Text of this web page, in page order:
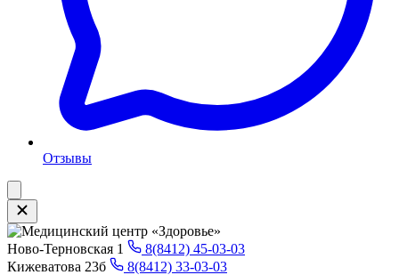
Отзывы
Ново-Терновская 1
8(8412) 45-03-03
Кижеватова 23б
8(8412) 33-03-03